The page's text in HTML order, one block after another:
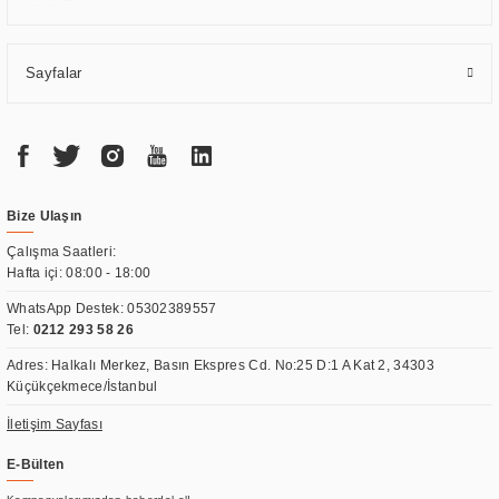
Sayfalar
Bize Ulaşın
Çalışma Saatleri:
Hafta içi: 08:00 - 18:00
WhatsApp Destek:05302389557
Tel: 0212 293 58 26
Adres: Halkalı Merkez, Basın Ekspres Cd. No:25 D:1 A Kat 2, 34303
Küçükçekmece/İstanbul
İletişim Sayfası
E-Bülten